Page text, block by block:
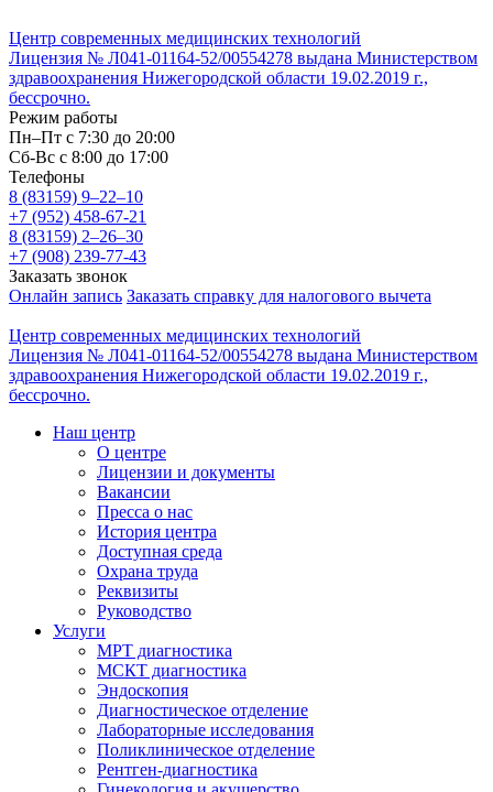
Центр современных медицинских технологий
Лицензия № Л041-01164-52/00554278 выдана Министерством
здравоохранения Нижегородской области 19.02.2019 г.,
бессрочно.
Режим работы
Пн–Пт с 7:30 до 20:00
Cб-Вс с 8:00 до 17:00
Телефоны
8 (83159) 9–22–10
+7 (952) 458-67-21
8 (83159) 2–26–30
+7 (908) 239-77-43
Заказать звонок
Онлайн запись Заказать справку для налогового вычета
Центр современных медицинских технологий
Лицензия № Л041-01164-52/00554278 выдана Министерством
здравоохранения Нижегородской области 19.02.2019 г.,
бессрочно.
Наш центр
О центре
Лицензии и документы
Вакансии
Пресса о нас
История центра
Доступная среда
Охрана труда
Реквизиты
Руководство
Услуги
МРТ диагностика
МСКТ диагностика
Эндоскопия
Диагностическое отделение
Лабораторные исследования
Поликлиническое отделение
Рентген-диагностика